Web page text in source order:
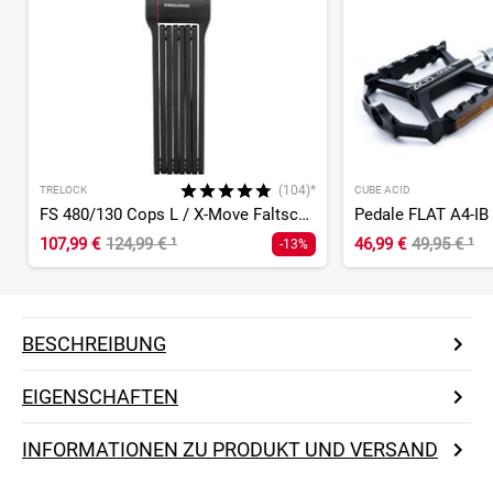
TRELOCK (104)*
FS 480/130 Cops L / X-Move Faltschloss
107,99 € 124,99 €¹ -13%
CUBE ACID
Pedale FLAT A4-
46,99 € 49,95 €¹
BESCHREIBUNG
EIGENSCHAFTEN
INFORMATIONEN ZU PRODUKT UND VERSAND